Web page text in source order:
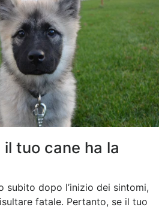
tuo cane ha la
subito dopo l’inizio dei sintomi,
fatale. Pertanto, se il tuo